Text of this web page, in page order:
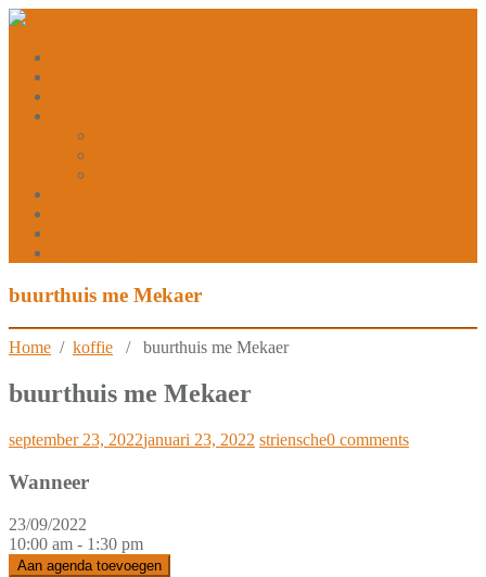
buurthuis me Mekaer
Home / koffie / buurthuis me Mekaer
buurthuis me Mekaer
september 23, 2022januari 23, 2022 striensche0 comments
Wanneer
23/09/2022
10:00 am - 1:30 pm
Aan agenda toevoegen